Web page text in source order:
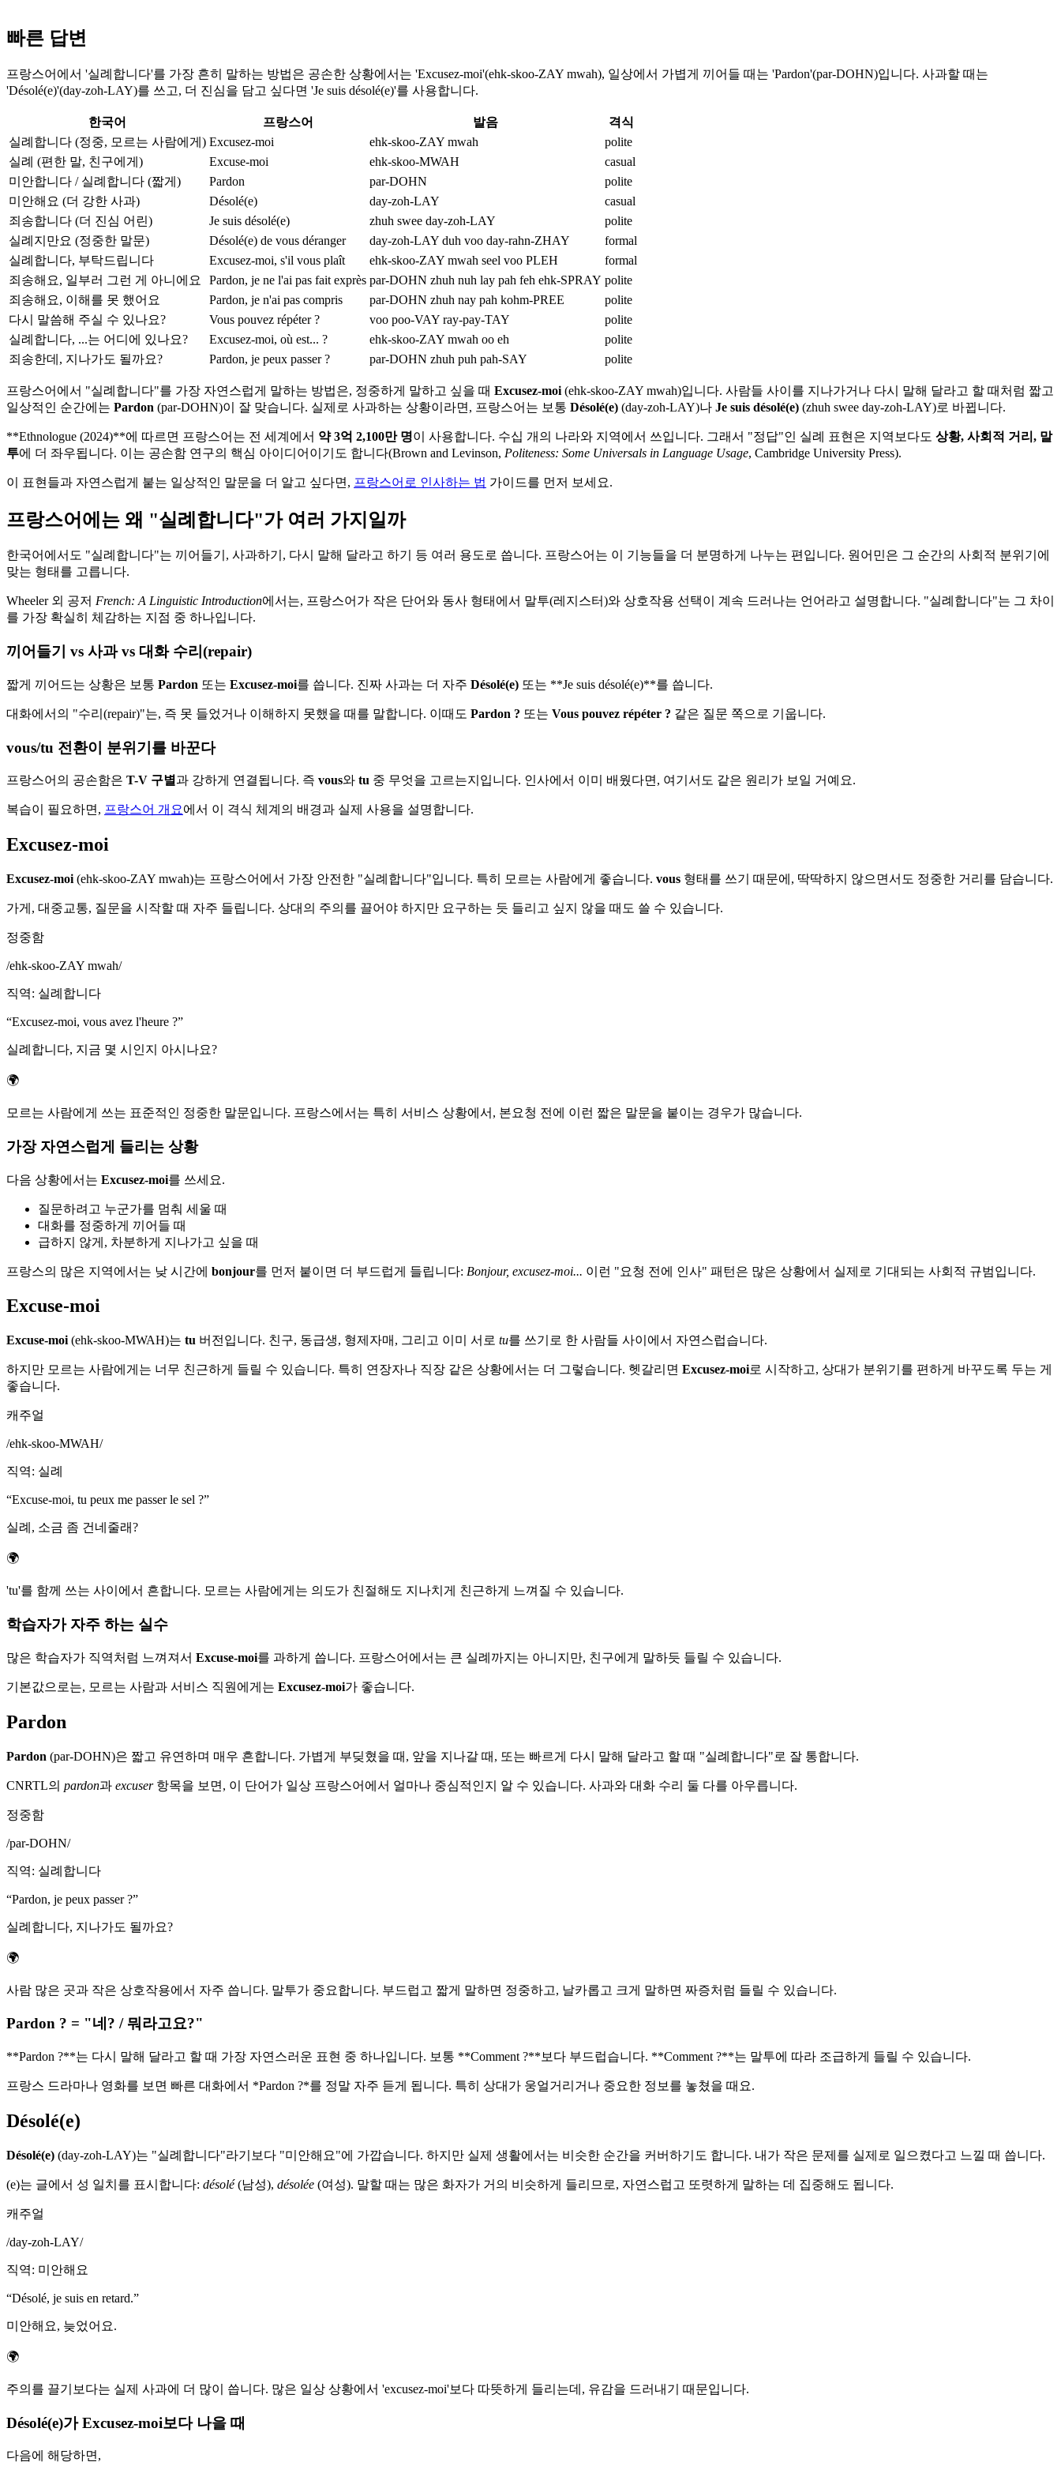
빠른 답변
프랑스어에서 '실례합니다'를 가장 흔히 말하는 방법은 공손한 상황에서는 'Excusez-moi'(ehk-skoo-ZAY mwah), 일상에서 가볍게 끼어들 때는 'Pardon'(par-DOHN)입니다. 사과할 때는
'Désolé(e)'(day-zoh-LAY)를 쓰고, 더 진심을 담고 싶다면 'Je suis désolé(e)'를 사용합니다.
한국어 프랑스어 발음
격식
실례합니다 (정중, 모르는 사람에게) Excusez-moi ehk-skoo-ZAY mwah
polite
실례 (편한 말, 친구에게)
Excuse-moi ehk-skoo-MWAH
casual
미안합니다 / 실례합니다 (짧게)
Pardon par-DOHN
polite
미안해요 (더 강한 사과)
Désolé(e) day-zoh-LAY
casual
죄송합니다 (더 진심 어린)
Je suis désolé(e) zhuh swee day-zoh-LAY
polite
실례지만요 (정중한 말문)
Désolé(e) de vous déranger day-zoh-LAY duh voo day-rahn-ZHAY
formal
실례합니다, 부탁드립니다
Excusez-moi, s'il vous plaît ehk-skoo-ZAY mwah seel voo PLEH
formal
죄송해요, 일부러 그런 게 아니에요
Pardon, je ne l'ai pas fait exprès par-DOHN zhuh nuh lay pah feh ehk-SPRAY polite
죄송해요, 이해를 못 했어요
Pardon, je n'ai pas compris par-DOHN zhuh nay pah kohm-PREE
polite
다시 말씀해 주실 수 있나요?
Vous pouvez répéter ? voo poo-VAY ray-pay-TAY
polite
실례합니다, ...는 어디에 있나요?
Excusez-moi, où est... ? ehk-skoo-ZAY mwah oo eh
polite
죄송한데, 지나가도 될까요?
Pardon, je peux passer ? par-DOHN zhuh puh pah-SAY polite
프랑스어에서 "실례합니다"를 가장 자연스럽게 말하는 방법은, 정중하게 말하고 싶을 때 Excusez-moi (ehk-skoo-ZAY mwah)입니다. 사람들 사이를 지나가거나 다시 말해 달라고 할 때처럼 짧고
일상적인 순간에는 Pardon (par-DOHN)이 잘 맞습니다. 실제로 사과하는 상황이라면, 프랑스어는 보통 Désolé(e) (day-zoh-LAY)나 Je suis désolé(e) (zhuh swee day-zoh-LAY)로 바뀝니다.
**Ethnologue (2024)**에 따르면 프랑스어는 전 세계에서 약 3억 2,100만 명이 사용합니다. 수십 개의 나라와 지역에서 쓰입니다. 그래서 "정답"인 실례 표현은 지역보다도 상황, 사회적 거리, 말
투에 더 좌우됩니다. 이는 공손함 연구의 핵심 아이디어이기도 합니다(Brown and Levinson, Politeness: Some Universals in Language Usage, Cambridge University Press).
이 표현들과 자연스럽게 붙는 일상적인 말문을 더 알고 싶다면, 프랑스어로 인사하는 법 가이드를 먼저 보세요.
프랑스어에는 왜 "실례합니다"가 여러 가지일까
한국어에서도 "실례합니다"는 끼어들기, 사과하기, 다시 말해 달라고 하기 등 여러 용도로 씁니다. 프랑스어는 이 기능들을 더 분명하게 나누는 편입니다. 원어민은 그 순간의 사회적 분위기에
맞는 형태를 고릅니다.
Wheeler 외 공저 French: A Linguistic Introduction에서는, 프랑스어가 작은 단어와 동사 형태에서 말투(레지스터)와 상호작용 선택이 계속 드러나는 언어라고 설명합니다. "실례합니다"는 그 차이
를 가장 확실히 체감하는 지점 중 하나입니다.
끼어들기 vs 사과 vs 대화 수리(repair)
짧게 끼어드는 상황은 보통 Pardon 또는 Excusez-moi를 씁니다. 진짜 사과는 더 자주 Désolé(e) 또는 **Je suis désolé(e)**를 씁니다.
대화에서의 "수리(repair)"는, 즉 못 들었거나 이해하지 못했을 때를 말합니다. 이때도 Pardon ? 또는 Vous pouvez répéter ? 같은 질문 쪽으로 기웁니다.
vous/tu 전환이 분위기를 바꾼다
프랑스어의 공손함은 T-V 구별과 강하게 연결됩니다. 즉 vous와 tu 중 무엇을 고르는지입니다. 인사에서 이미 배웠다면, 여기서도 같은 원리가 보일 거예요.
복습이 필요하면, 프랑스어 개요에서 이 격식 체계의 배경과 실제 사용을 설명합니다.
Excusez-moi
Excusez-moi (ehk-skoo-ZAY mwah)는 프랑스어에서 가장 안전한 "실례합니다"입니다. 특히 모르는 사람에게 좋습니다. vous 형태를 쓰기 때문에, 딱딱하지 않으면서도 정중한 거리를 담습니다.
가게, 대중교통, 질문을 시작할 때 자주 들립니다. 상대의 주의를 끌어야 하지만 요구하는 듯 들리고 싶지 않을 때도 쓸 수 있습니다.
정중함
/ehk-skoo-ZAY mwah/
직역: 실례합니다
“Excusez-moi, vous avez l'heure ?”
실례합니다, 지금 몇 시인지 아시나요?
🌍
모르는 사람에게 쓰는 표준적인 정중한 말문입니다. 프랑스에서는 특히 서비스 상황에서, 본요청 전에 이런 짧은 말문을 붙이는 경우가 많습니다.
가장 자연스럽게 들리는 상황
다음 상황에서는 Excusez-moi를 쓰세요.
질문하려고 누군가를 멈춰 세울 때
대화를 정중하게 끼어들 때
급하지 않게, 차분하게 지나가고 싶을 때
프랑스의 많은 지역에서는 낮 시간에 bonjour를 먼저 붙이면 더 부드럽게 들립니다: Bonjour, excusez-moi... 이런 "요청 전에 인사" 패턴은 많은 상황에서 실제로 기대되는 사회적 규범입니다.
Excuse-moi
Excuse-moi (ehk-skoo-MWAH)는 tu 버전입니다. 친구, 동급생, 형제자매, 그리고 이미 서로 tu를 쓰기로 한 사람들 사이에서 자연스럽습니다.
하지만 모르는 사람에게는 너무 친근하게 들릴 수 있습니다. 특히 연장자나 직장 같은 상황에서는 더 그렇습니다. 헷갈리면 Excusez-moi로 시작하고, 상대가 분위기를 편하게 바꾸도록 두는 게
좋습니다.
캐주얼
/ehk-skoo-MWAH/
직역: 실례
“Excuse-moi, tu peux me passer le sel ?”
실례, 소금 좀 건네줄래?
🌍
'tu'를 함께 쓰는 사이에서 흔합니다. 모르는 사람에게는 의도가 친절해도 지나치게 친근하게 느껴질 수 있습니다.
학습자가 자주 하는 실수
많은 학습자가 직역처럼 느껴져서 Excuse-moi를 과하게 씁니다. 프랑스어에서는 큰 실례까지는 아니지만, 친구에게 말하듯 들릴 수 있습니다.
기본값으로는, 모르는 사람과 서비스 직원에게는 Excusez-moi가 좋습니다.
Pardon
Pardon (par-DOHN)은 짧고 유연하며 매우 흔합니다. 가볍게 부딪혔을 때, 앞을 지나갈 때, 또는 빠르게 다시 말해 달라고 할 때 "실례합니다"로 잘 통합니다.
CNRTL의 pardon과 excuser항목을 보면, 이 단어가 일상 프랑스어에서 얼마나 중심적인지 알 수 있습니다. 사과와 대화 수리 둘 다를 아우릅니다.
정중함
/par-DOHN/
직역: 실례합니다
“Pardon, je peux passer ?”
실례합니다, 지나가도 될까요?
🌍
사람 많은 곳과 작은 상호작용에서 자주 씁니다. 말투가 중요합니다. 부드럽고 짧게 말하면 정중하고, 날카롭고 크게 말하면 짜증처럼 들릴 수 있습니다.
Pardon ? = "네? / 뭐라고요?"
**Pardon ?**는 다시 말해 달라고 할 때 가장 자연스러운 표현 중 하나입니다. 보통 **Comment ?**보다 부드럽습니다. **Comment ?**는 말투에 따라 조급하게 들릴 수 있습니다.
프랑스 드라마나 영화를 보면 빠른 대화에서 *Pardon ?*를 정말 자주 듣게 됩니다. 특히 상대가 웅얼거리거나 중요한 정보를 놓쳤을 때요.
Désolé(e)
Désolé(e) (day-zoh-LAY)는 "실례합니다"라기보다 "미안해요"에 가깝습니다. 하지만 실제 생활에서는 비슷한 순간을 커버하기도 합니다. 내가 작은 문제를 실제로 일으켰다고 느낄 때 씁니다.
(e)는 글에서 성 일치를 표시합니다: désolé(남성), désolée (여성). 말할 때는 많은 화자가 거의 비슷하게 들리므로, 자연스럽고 또렷하게 말하는 데 집중해도 됩니다.
캐주얼
/day-zoh-LAY/
직역: 미안해요
“Désolé, je suis en retard.”
미안해요, 늦었어요.
🌍
주의를 끌기보다는 실제 사과에 더 많이 씁니다. 많은 일상 상황에서 'excusez-moi'보다 따뜻하게 들리는데, 유감을 드러내기 때문입니다.
Désolé(e)가 Excusez-moi보다 나을 때
다음에 해당하면,